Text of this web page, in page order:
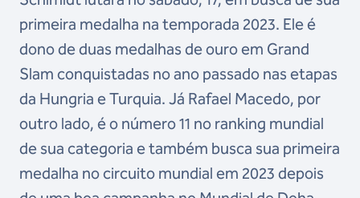
primeira medalha na temporada 2023. Ele é
dono de duas medalhas de ouro em Grand
Slam conquistadas no ano passado nas etapas
da Hungria e Turquia. Já Rafael Macedo, por
outro lado, é o número 11 no ranking mundial
de sua categoria e também busca sua primeira
medalha no circuito mundial em 2023 depois